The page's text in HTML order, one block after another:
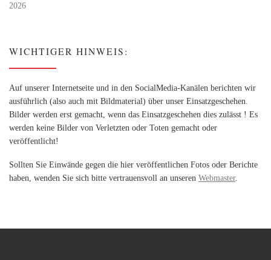
2026
WICHTIGER HINWEIS:
Auf unserer Internetseite und in den SocialMedia-Kanälen berichten wir
ausführlich (also auch mit Bildmaterial) über unser Einsatzgeschehen.
Bilder werden erst gemacht, wenn das Einsatzgeschehen dies zulässt ! Es
werden keine Bilder von Verletzten oder Toten gemacht oder
veröffentlicht!
Sollten Sie Einwände gegen die hier veröffentlichen Fotos oder Berichte
haben, wenden Sie sich bitte vertrauensvoll an unseren Webmaster.